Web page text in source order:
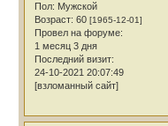
Пол: Мужской
Возраст: 60 [1965-12-01]
Провел на форуме:
1 месяц 3 дня
Последний визит:
24-10-2021 20:07:49
[взломанный сайт]